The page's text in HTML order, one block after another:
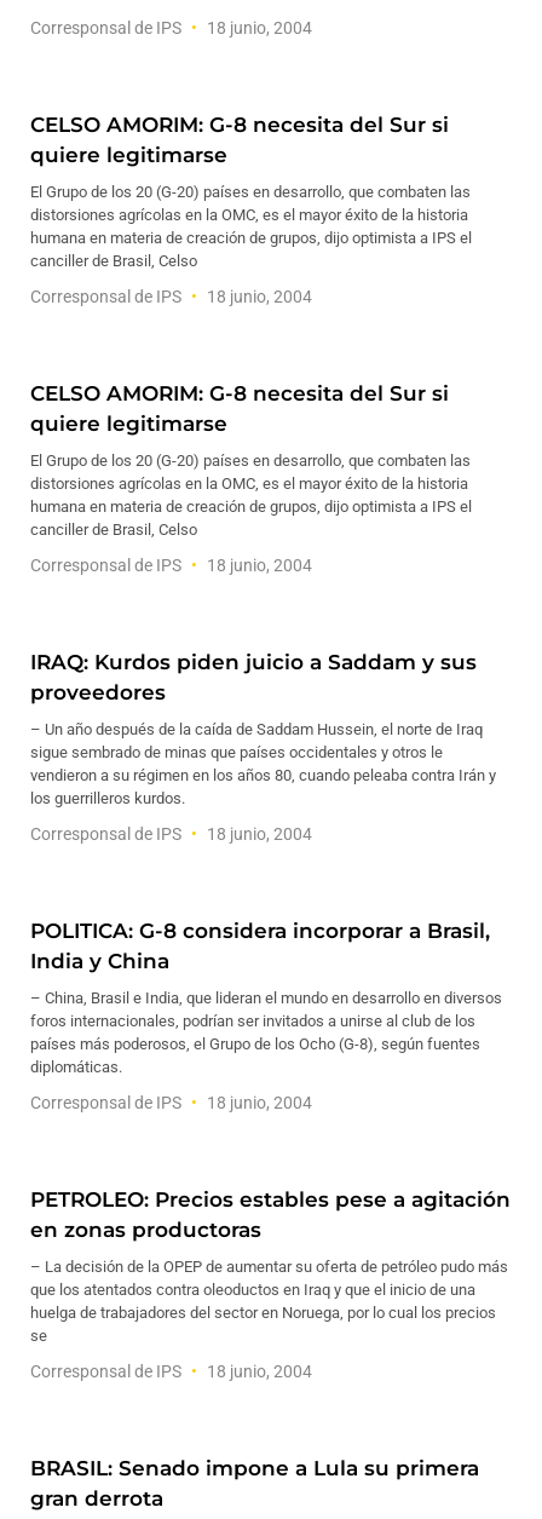
Corresponsal de IPS 18 junio, 2004
CELSO AMORIM: G-8 necesita del Sur si
quiere legitimarse
El Grupo de los 20 (G-20) países en desarrollo, que combaten las
distorsiones agrícolas en la OMC, es el mayor éxito de la historia
humana en materia de creación de grupos, dijo optimista a IPS el
canciller de Brasil, Celso
Corresponsal de IPS 18 junio, 2004
CELSO AMORIM: G-8 necesita del Sur si
quiere legitimarse
El Grupo de los 20 (G-20) países en desarrollo, que combaten las
distorsiones agrícolas en la OMC, es el mayor éxito de la historia
humana en materia de creación de grupos, dijo optimista a IPS el
canciller de Brasil, Celso
Corresponsal de IPS 18 junio, 2004
IRAQ: Kurdos piden juicio a Saddam y sus
proveedores
– Un año después de la caída de Saddam Hussein, el norte de Iraq
sigue sembrado de minas que países occidentales y otros le
vendieron a su régimen en los años 80, cuando peleaba contra Irán y
los guerrilleros kurdos.
Corresponsal de IPS 18 junio, 2004
POLITICA: G-8 considera incorporar a Brasil,
India y China
– China, Brasil e India, que lideran el mundo en desarrollo en diversos
foros internacionales, podrían ser invitados a unirse al club de los
países más poderosos, el Grupo de los Ocho (G-8), según fuentes
diplomáticas.
Corresponsal de IPS 18 junio, 2004
PETROLEO: Precios estables pese a agitación
en zonas productoras
– La decisión de la OPEP de aumentar su oferta de petróleo pudo más
que los atentados contra oleoductos en Iraq y que el inicio de una
huelga de trabajadores del sector en Noruega, por lo cual los precios
se
Corresponsal de IPS 18 junio, 2004
BRASIL: Senado impone a Lula su primera
gran derrota